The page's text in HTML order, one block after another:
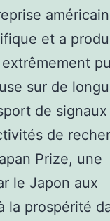
et a
sur de
de
de
Prize, une
le Japon aux
la prospérité